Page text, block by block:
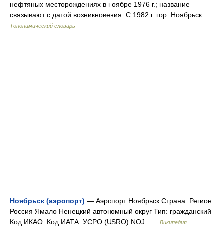
нефтяных месторождениях в ноябре 1976 г.; название
связывают с датой возникновения. С 1982 г. гор. Ноябрьск …
Топонимический словарь
Ноябрьск (аэропорт) — Аэропорт Ноябрьск Страна: Регион:
Россия Ямало Ненецкий автономный округ Тип: гражданский
Код ИКАО: Код ИАТА: УСРО (USRO) NOJ …
Википедия